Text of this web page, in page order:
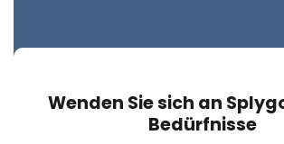
Wenden Sie sich an
Bedürfnisse